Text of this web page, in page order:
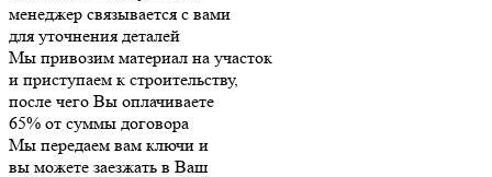
менеджер связывается с вами
для уточнения деталей
Мы привозим материал на участок
и приступаем к строительству,
после чего Вы оплачиваете
65% от суммы договора
Мы передаем вам ключи и
вы можете заезжать в Ваш